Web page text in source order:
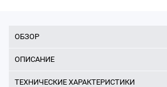
ОБЗОР
ОПИСАНИЕ
ТЕХНИЧЕСКИЕ ХАРАКТЕРИСТИКИ